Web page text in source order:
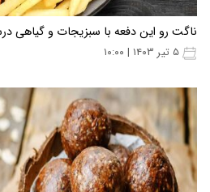
ناگت رو این دفعه با سبزیجات و گیاهی